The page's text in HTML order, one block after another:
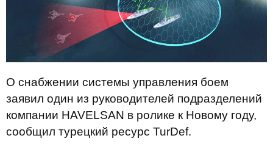
О снабжении системы управления боем
заявил один из руководителей подразделений
компании HAVELSAN в ролике к Новому году,
сообщил турецкий ресурс TurDef.